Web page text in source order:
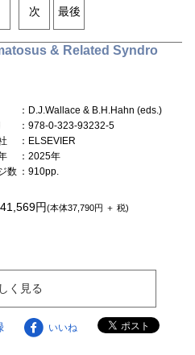
次 最後
& Related Syndro
：D.J.Wallace & B.H.Hahn (eds.)
：978-0-323-93232-5
：ELSEVIER
：2025年
数 ：910pp.
41,569円(本体37,790円 ＋ 税)
く見る
いいね